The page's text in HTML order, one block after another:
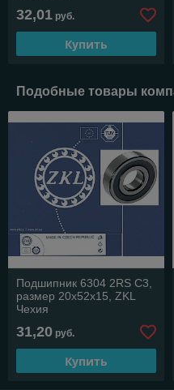
32,01 руб.
Купить
Подобные товары
Подшипник 6304 2RS C3,
размер 20х52х15, ZKL
Чехия
31,20 руб.
Купить